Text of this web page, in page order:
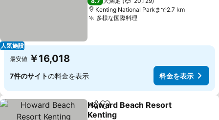
人気施設
Kenting National Parkまで2.7 km
多様な国際料理
最安値 ￥16,018
7件のサイトの料金を表示 料金を表示
シェアお気に入りに追加
Howard Beach Resort
Kenting